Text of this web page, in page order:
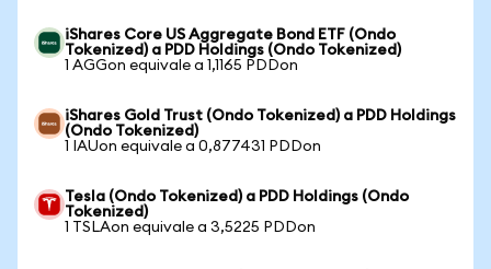
iShares Core US Aggregate Bond ETF (Ondo
Tokenized) a PDD Holdings (Ondo Tokenized)
1 AGGon equivale a 1,1165 PDDon
iShares Gold Trust (Ondo Tokenized) a PDD Holdings
(Ondo Tokenized)
1 IAUon equivale a 0,877431 PDDon
Tesla (Ondo Tokenized) a PDD Holdings (Ondo
Tokenized)
1 TSLAon equivale a 3,5225 PDDon